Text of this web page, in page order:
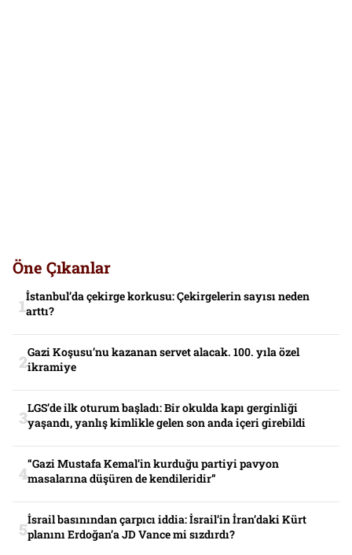
Öne Çıkanlar
İstanbul’da çekirge korkusu: Çekirgelerin sayısı neden
arttı?
Gazi Koşusu’nu kazanan servet alacak. 100. yıla özel
ikramiye
LGS’de ilk oturum başladı: Bir okulda kapı gerginliği
yaşandı, yanlış kimlikle gelen son anda içeri girebildi
“Gazi Mustafa Kemal’in kurduğu partiyi pavyon
masalarına düşüren de kendileridir”
İsrail basınından çarpıcı iddia: İsrail’in İran’daki Kürt
planını Erdoğan’a JD Vance mi sızdırdı?